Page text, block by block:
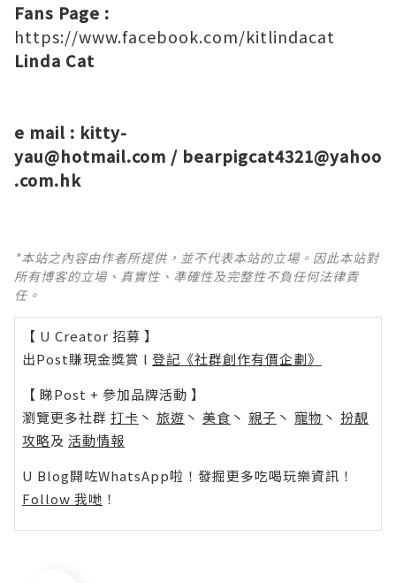
Fans Page :
https://www.facebook.com/kitlindacat
Linda Cat
e mail : kitty-
yau@hotmail.com / bearpigcat4321@yahoo
.com.hk
*本站之內容由作者所提供，並不代表本站的立場。因此本站對
所有博客的立場、真實性、準確性及完整性不負任何法律責
任。
【 U Creator 招募 】
出Post賺現金獎賞 l 登記《社群創作有價企劃》
【 睇Post + 參加品牌活動 】
瀏覽更多社群 打卡 丶 旅遊 丶 美食 丶 親子 丶 寵物 丶 扮靚
攻略及 活動情報
U Blog開咗WhatsApp啦！發掘更多吃喝玩樂資訊！
Follow 我哋 ！